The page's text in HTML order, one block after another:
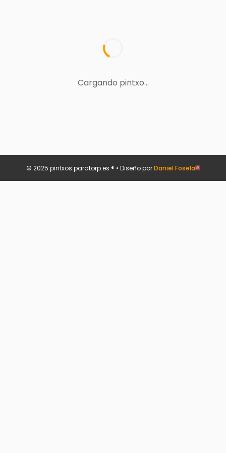
Cargando pintxo...
© 2025 pintxos.paratorp.es ® • Diseño porDaniel Fosela